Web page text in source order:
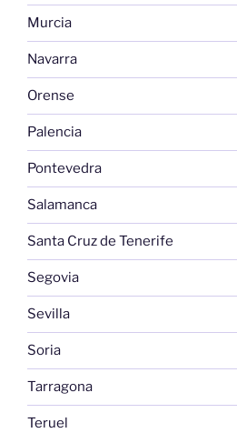
Murcia
Navarra
Orense
Palencia
Pontevedra
Salamanca
Santa Cruz de Tenerife
Segovia
Sevilla
Soria
Tarragona
Teruel